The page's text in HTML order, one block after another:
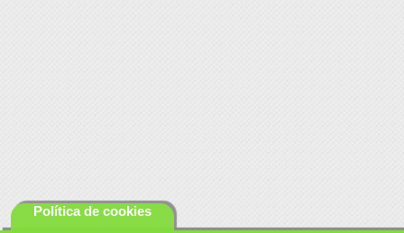
Política de cookies